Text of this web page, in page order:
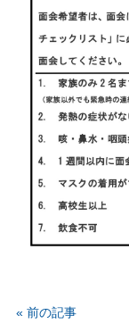
« 前の記事